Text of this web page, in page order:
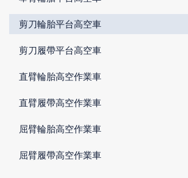
剪刀輪胎平台高空車
剪刀履帶平台高空車
直臂輪胎高空作業車
直臂履帶高空作業車
屈臂輪胎高空作業車
屈臂履帶高空作業車